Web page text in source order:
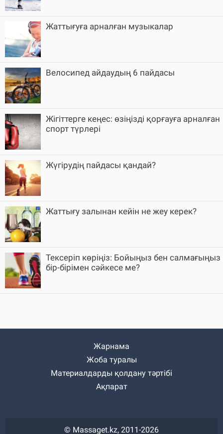
Жаттығуға арналған музыкалар
Велосипед айдаудың 6 пайдасы
Жігіттерге кеңес: өзіңізді қорғауға арналған
спорт түрлері
Жүгірудің пайдасы қандай?
Жаттығу залынан кейін не жеу керек?
Тексеріп көріңіз: Бойыңыз бен салмағыңыз
бір-бірімен сәйкесе ме?
Жарнама
Жоба туралы
Материалдарды қолдану тәртібі
Ақпарат
© Massaget.kz, 2011-2026